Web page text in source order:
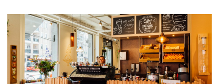
New in town? Check FAQ!
WONEN
Woonruimte
Inschrijven gemeente